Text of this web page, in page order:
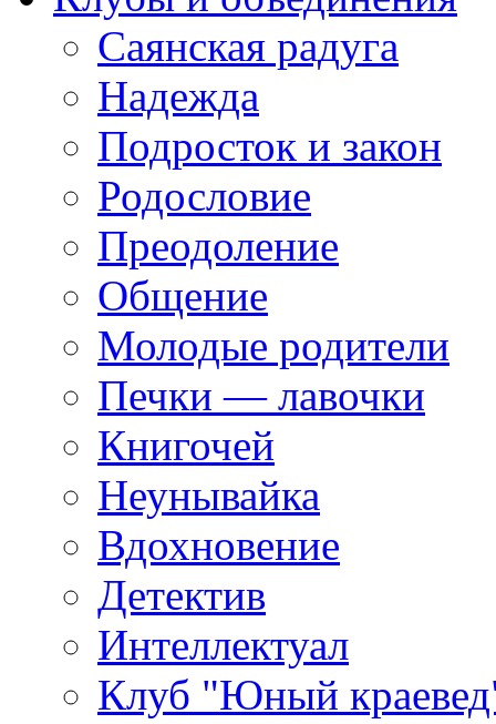
Саянская радуга
Надежда
Подросток и закон
Родословие
Преодоление
Общение
Молодые родители
Печки — лавочки
Книгочей
Неунывайка
Вдохновение
Детектив
Интеллектуал
Клуб "Юный